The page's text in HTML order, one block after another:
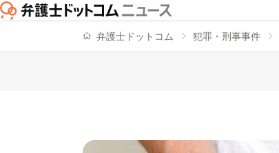
弁護士ドットコム 犯罪・刑事事件